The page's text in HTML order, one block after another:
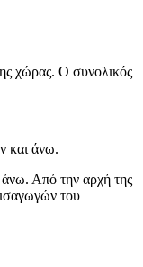
χώρας. Ο συνολικός
και άνω.
άνω. Από την αρχή της
του